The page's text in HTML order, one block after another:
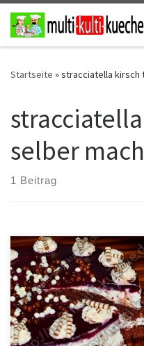
Zum Inhalt springen
Startseite »stracciatella kirsch
selber
1 Beitrag
Zutaten für die Kirsch
Zucker20g Backkakao200g
Guss500ml Kirschsaft2 Päck.
Sahne5 Päckchen
Für die DekoSchoko Zebra